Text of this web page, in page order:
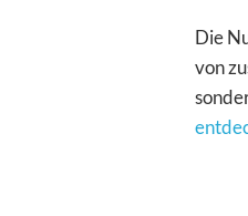
Die
von